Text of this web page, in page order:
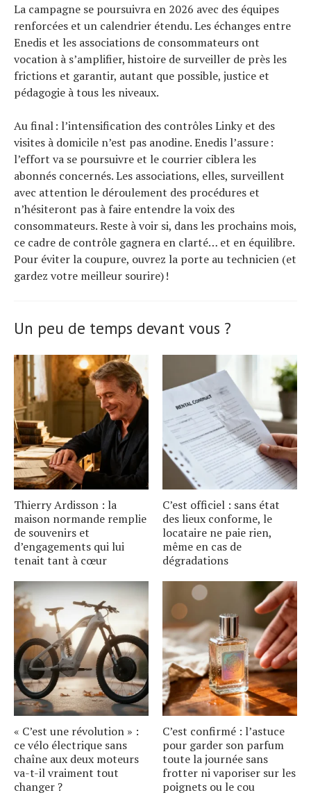
La campagne se poursuivra en 2026 avec des équipes
renforcées et un calendrier étendu. Les échanges entre
Enedis et les associations de consommateurs ont
vocation à s’amplifier, histoire de surveiller de près les
frictions et garantir, autant que possible, justice et
pédagogie à tous les niveaux.
Au final : l’intensification des contrôles Linky et des
visites à domicile n’est pas anodine. Enedis l’assure :
l’effort va se poursuivre et le courrier ciblera les
abonnés concernés. Les associations, elles, surveillent
avec attention le déroulement des procédures et
n’hésiteront pas à faire entendre la voix des
consommateurs. Reste à voir si, dans les prochains mois,
ce cadre de contrôle gagnera en clarté… et en équilibre.
Pour éviter la coupure, ouvrez la porte au technicien (et
gardez votre meilleur sourire) !
Un peu de temps devant vous ?
Thierry Ardisson : la
maison normande remplie
de souvenirs et
d’engagements qui lui
tenait tant à cœur
C’est officiel : sans état
des lieux conforme, le
locataire ne paie rien,
même en cas de
dégradations
« C’est une révolution » :
ce vélo électrique sans
chaîne aux deux moteurs
va-t-il vraiment tout
changer ?
C’est confirmé : l’astuce
pour garder son parfum
toute la journée sans
frotter ni vaporiser sur les
poignets ou le cou